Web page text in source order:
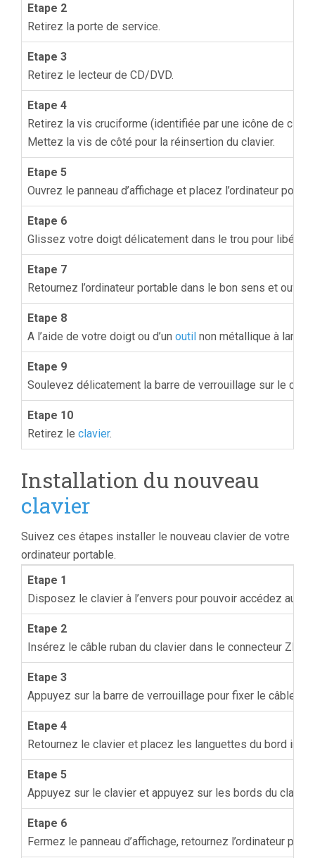
Etape 2
Retirez la porte de service.
Etape 3
Retirez le lecteur de CD/DVD.
Etape 4
Retirez la vis cruciforme (identifiée par une icône de
Mettez la vis de côté pour la réinsertion du clavier.
Etape 5
Ouvrez le panneau d’affichage et placez l’ordinateur
Etape 6
Glissez votre doigt délicatement dans le trou pour libérer
Etape 7
Retournez l’ordinateur portable dans le bon sens et
Etape 8
A l’aide de votre doigt ou d’un outil non métallique à lame
Etape 9
Soulevez délicatement la barre de verrouillage sur le
Etape 10
Retirez le clavier.
Installation du nouveau
clavier
Suivez ces étapes installer le nouveau clavier de votre
ordinateur portable.
Etape 1
Disposez le clavier à l’envers pour pouvoir accédez au
Etape 2
Insérez le câble ruban du clavier dans le connecteur ZIF.
Etape 3
Appuyez sur la barre de verrouillage pour fixer le câble
Etape 4
Retournez le clavier et placez les languettes du bord
Etape 5
Appuyez sur le clavier et appuyez sur les bords du clavier
Etape 6
Fermez le panneau d’affichage, retournez l’ordinateur